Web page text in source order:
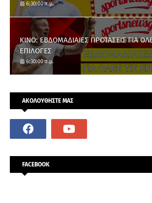
6:30:00 π.μ.
ΚΙΝΟ: ΕΒΔΟΜΑΔΙΑΙΕΣ ΠΡΟΤΑΣΕΙΣ ΓΙΑ ΟΛΕΣ ΤΙΣ
ΕΠΙΛΟΓΕΣ
6:30:00 π.μ.
ΑΚΟΛΟΥΘΗΣΤΕ ΜΑΣ
FACEBOOK